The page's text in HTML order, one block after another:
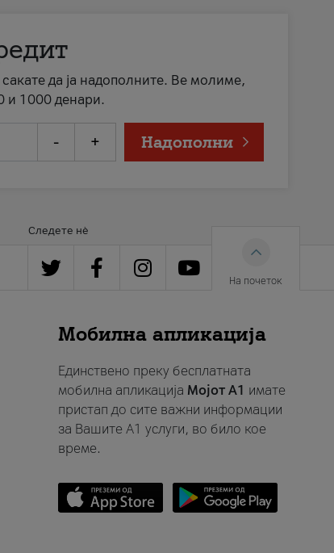
сакате да ја надополните. Ве молиме,
и 1000 денари.
- + Надополни
Следете нè
На почеток
Мобилна апликација
Единствено преку бесплатната
мобилна апликација Мојот A1 имате
пристап до сите важни информации
за Вашите A1 услуги, во било кое
време.